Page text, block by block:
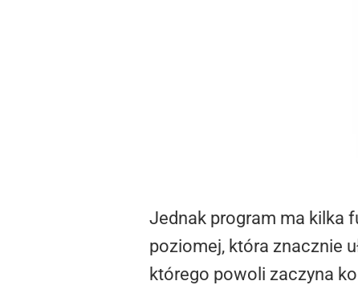
Jednak program ma kilka
poziomej, która znacznie
którego powoli zaczyna